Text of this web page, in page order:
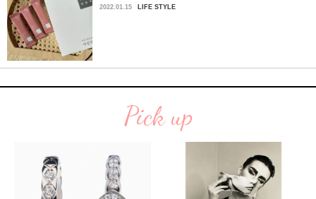
2022.01.15 LIFE STYLE
Pick up